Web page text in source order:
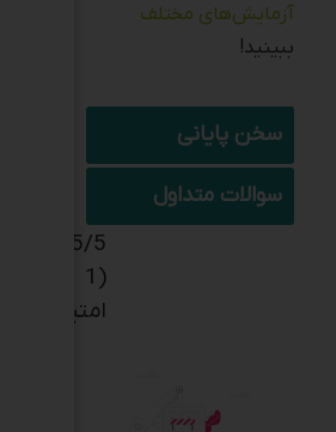
ببینید!
سخن پایانی
سوالات متداول
(1
امتیاز)